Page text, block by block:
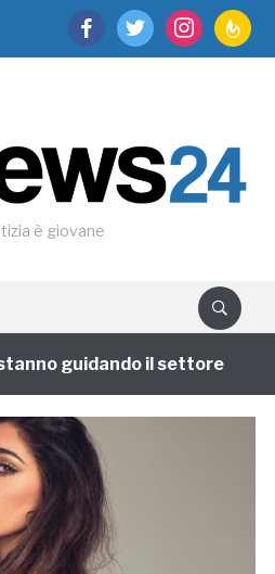
facebooktwitter instagram
è giovane
guidando il settore